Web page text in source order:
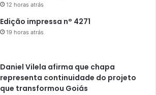
12 horas atrás
Edição impressa n° 4271
19 horas atrás
Daniel Vilela afirma que chapa
representa continuidade do projeto
que transformou Goiás